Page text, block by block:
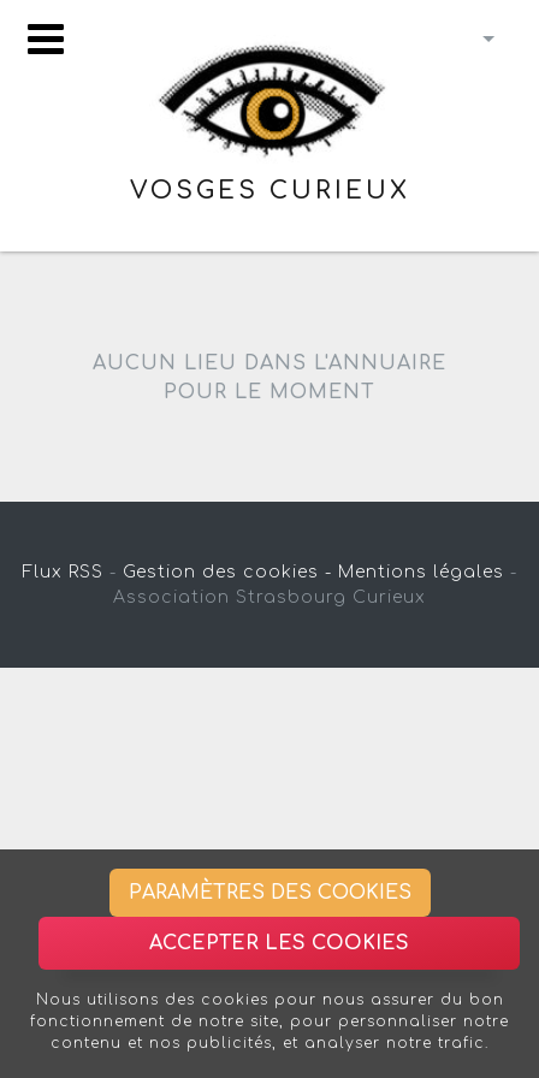
VOSGES CURIEUX
AUCUN LIEU DANS L'ANNUAIRE
POUR LE MOMENT
Flux RSS - Gestion des cookies - Mentions légales -
Association Strasbourg Curieux
PARAMÈTRES DES COOKIES
ACCEPTER LES COOKIES
Nous utilisons des cookies pour nous assurer du bon
fonctionnement de notre site, pour personnaliser notre
contenu et nos publicités, et analyser notre trafic.